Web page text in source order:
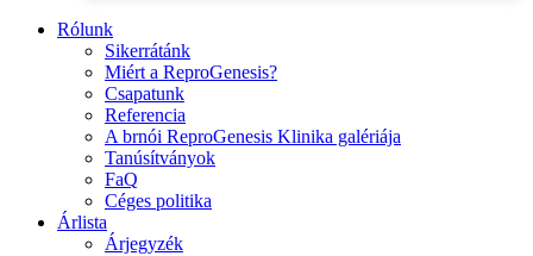
Rólunk
Sikerrátánk
Miért a ReproGenesis?
Csapatunk
Referencia
A brnói ReproGenesis Klinika galériája
Tanúsítványok
FaQ
Céges politika
Árlista
Árjegyzék